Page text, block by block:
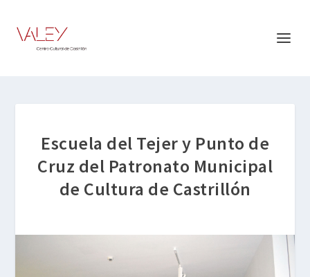
Escuela del Tejer y Punto de
Cruz del Patronato Municipal
de Cultura de Castrillón